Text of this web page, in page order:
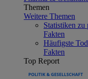
Themen
Weitere Themen
Statistiken
Fakten
Häufigste
Fakten
Top Report